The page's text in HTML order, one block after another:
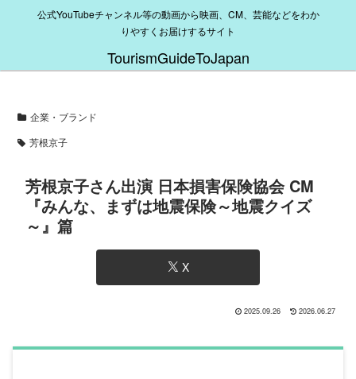
公式YouTubeチャンネル等の動画から映画、CM、芸能などをわか
りやすくお届けするサイト
TourismGuideToJapan
企業・ブランド
芳根京子
芳根京子さん出演 日本損害保険協会 CM
『みんな、まずは地震保険～地震クイズ
～』篇
X
2025.09.26 2026.06.27